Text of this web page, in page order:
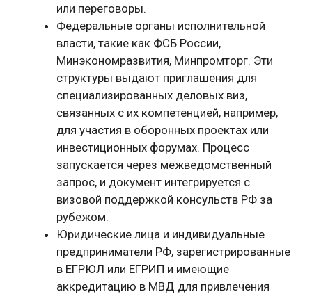
или переговоры.
Федеральные органы исполнительной
власти, такие как ФСБ России,
Минэкономразвития, Минпромторг. Эти
структуры выдают приглашения для
специализированных деловых виз,
связанных с их компетенцией, например,
для участия в оборонных проектах или
инвестиционных форумах. Процесс
запускается через межведомственный
запрос, и документ интегрируется с
визовой поддержкой консульств РФ за
рубежом.
Юридические лица и индивидуальные
предприниматели РФ, зарегистрированные
в ЕГРЮЛ или ЕГРИП и имеющие
аккредитацию в МВД для привлечения